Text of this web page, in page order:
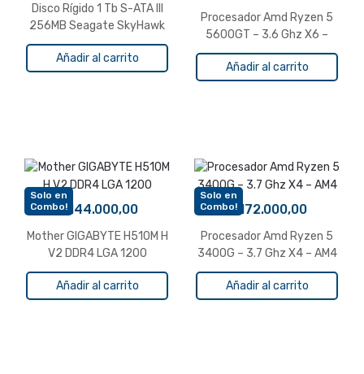
Disco Rígido 1 Tb S-ATA III
256MB Seagate SkyHawk
Añadir al carrito
Procesador Amd Ryzen 5
5600GT – 3.6 Ghz X6 –
AM4
Añadir al carrito
Solo en
Combo!
$144.000,00
Mother GIGABYTE H510M H
V2 DDR4 LGA 1200
Añadir al carrito
Solo en
Combo!
$172.000,00
Procesador Amd Ryzen 5
3400G – 3.7 Ghz X4 – AM4
Añadir al carrito